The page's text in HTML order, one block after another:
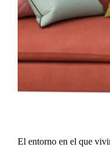
El entorno en el que